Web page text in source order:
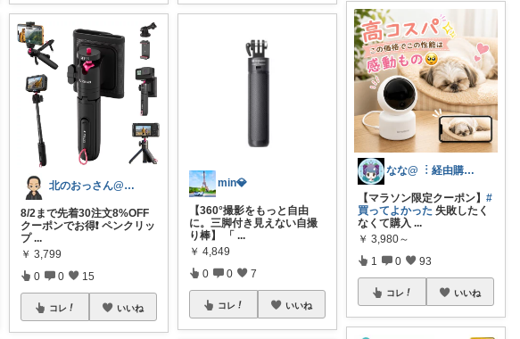
北のおっさん@ガジェット好き
8/2まで先着30注文8%OFF
クーポンでお得❗ ペンクリッ
プ ...
￥ 3,799
0 0 15
コレ いいね
min💎
【360°撮影をもっと自由
に。三脚付き見えない自撮
り棒】 「 ...
￥ 4,849
0 0 7
コレ いいね
なな@ ︙経由購入ありがとうございます✨
【マラソン限定クーポン】#
買ってよかった 失敗したく
なくて購入 ...
￥ 3,980～
1 0 93
コレ いいね